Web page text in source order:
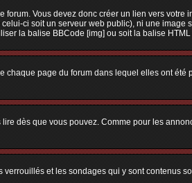
Vous devez donc créer un lien vers votre
ci soit un serveur web public), ni une image
la balise BBCode [img] ou soit la balise
page du forum dans lequel elles ont été
dès que vous pouvez. Comme pour les
et les sondages qui y sont contenus